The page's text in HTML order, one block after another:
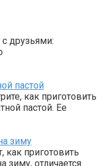
друзьями:
пастой
как приготовить
пастой. Ее
зиму
как приготовить
отличается